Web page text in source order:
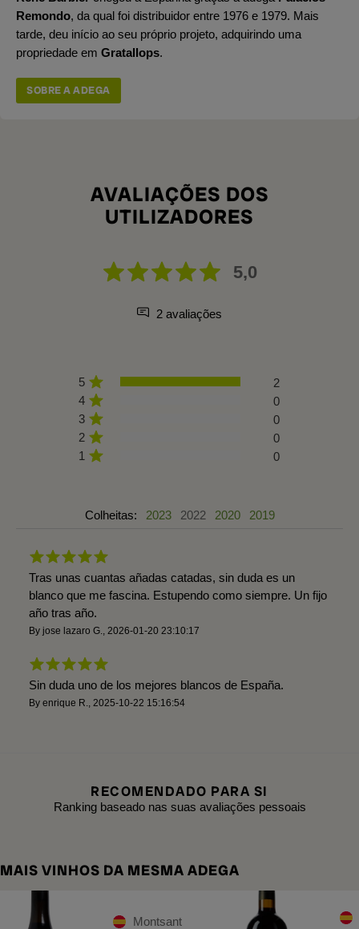
Remondo, da qual foi distribuidor entre 1976 e 1979. Mais
tarde, deu início ao seu próprio projeto, adquirindo uma
propriedade em Gratallops.
SOBRE A ADEGA
AVALIAÇÕES DOS
UTILIZADORES
5,0
2 avaliações
5
2
4
0
3
0
2
0
1
0
Colheitas: 2023 2022 2020 2019
Tras unas cuantas añadas catadas, sin duda es un
blanco que me fascina. Estupendo como siempre. Un fijo
año tras año.
By jose lazaro G. 2026-01-20 23:10:17
Sin duda uno de los mejores blancos de España.
By enrique R. 2025-10-22 15:16:54
RECOMENDADO PARA SI
Ranking baseado nas suas avaliações pessoais
MAIS VINHOS DA MESMA ADEGA
Montsant